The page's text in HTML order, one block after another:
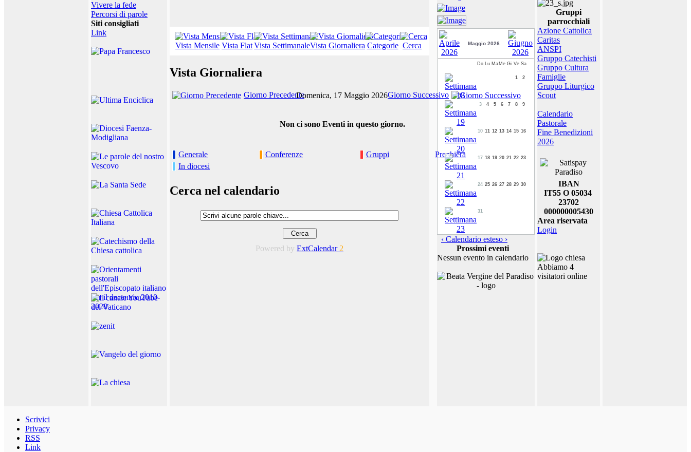
Vivere la fede
Percorsi di parole
Siti consigliati
Link
Vista Mensile Vista FlatVista SettimanaleVista Giornaliera Categorie Cerca
Vista Giornaliera
Giorno PrecedenteDomenica, 17 Maggio 2026Giorno Successivo
Non ci sono Eventi in questo giorno.
Generale Conferenze Gruppi
Preghiera
In diocesi
Cerca nel calendario
Powered by ExtCalendar 2
Maggio 2026
Do Lu Ma Me Gi Ve Sa
1 2
3 4 5 6 7 8 9
10 11 12 13 14 15 16
17 18 19 20 21 22 23
24 25 26 27 28 29 30
31
‹ Calendario esteso ›
Prossimi eventi
Nessun evento in calendario
Gruppi
parrocchiali
Azione Cattolica
Caritas
ANSPI
Gruppo Catechisti
Gruppo Cultura
Famiglie
Gruppo Liturgico
Scout
Calendario
Pastorale
Fine Benedizioni
2026
IBAN
IT55 O 05034
23702
000000005430
Area riservata
Login
Abbiamo 4
visitatori online
Scrivici
Privacy
RSS
Link